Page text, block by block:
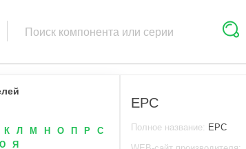
К Л М Н О П Р
С
Я
EPC
Полное название: EPC